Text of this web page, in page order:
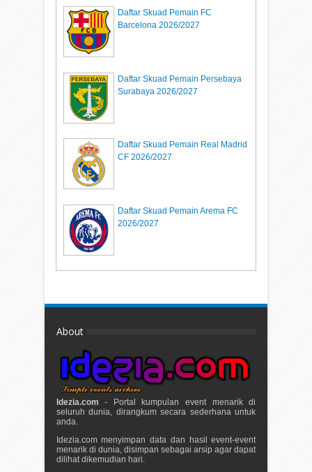
Daftar Skuad Pemain FC
Barcelona 2026/2027
Daftar Skuad Pemain Persebaya
Surabaya 2026/2027
Daftar Skuad Pemain Real Madrid
CF 2026/2027
Daftar Skuad Pemain Arema FC
2026/2027
About
Idezia.com - Portal kumpulan event menarik di
seluruh dunia, dirangkum secara sederhana untuk
anda.
Idezia.com menyimpan data dan hasil event-event
menarik di dunia, disimpan sebagai arsip agar dapat
dilihat dikemudian hari.